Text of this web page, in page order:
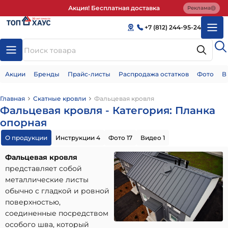
Акция! Бесплатная доставка Реклама
+7 (812) 244-95-24
Акции Бренды Прайс-листы Распродажа остатков Фото
Главная Скатные кровли Фальцевая кровля
Фальцевая кровля - Категория: Планка
опорная
О продукции Инструкции 4 Фото 17 Видео 1
Фальцевая кровля
представляет собой
металлические листы
обычно с гладкой и ровной
поверхностью,
соединенные посредством
особого шва, который